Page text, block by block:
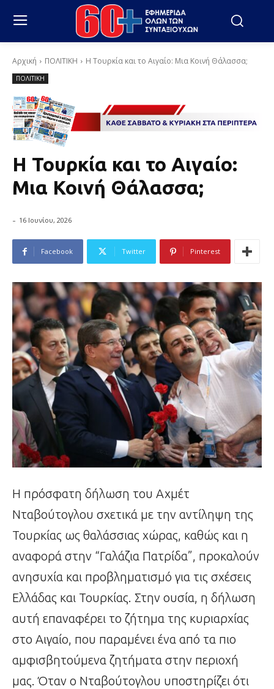
Αρχική ΠΟΛΙΤΙΚΗ Η Τουρκία και το Αιγαίο: Μια Κοινή Θάλασσα;
ΠΟΛΙΤΙΚΗ
Η Τουρκία και το Αιγαίο:
Μια Κοινή Θάλασσα;
- 16 Ιουνίου, 2026
Facebook Twitter Pinterest
Η πρόσφατη δήλωση του Αχμέτ
Νταβούτογλου σχετικά με την αντίληψη της
Τουρκίας ως θαλάσσιας χώρας, καθώς και η
αναφορά στην “Γαλάζια Πατρίδα”, προκαλούν
ανησυχία και προβληματισμό για τις σχέσεις
Ελλάδας και Τουρκίας. Στην ουσία, η δήλωση
αυτή επαναφέρει το ζήτημα της κυριαρχίας
στο Αιγαίο, που παραμένει ένα από τα πιο
αμφισβητούμενα ζητήματα στην περιοχή
μας. Όταν ο Νταβούτογλου υποστηρίζει ότι